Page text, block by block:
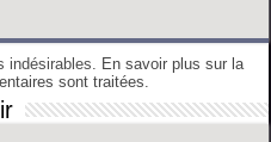
indésirables. En savoir plus sur la
sont traitées.